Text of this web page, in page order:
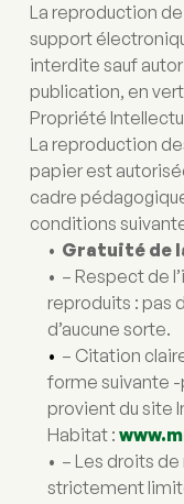
La reproduction
support
interdite sauf
publication, en
Propriété
La reproduction
papier est
cadre
conditions
Gratuité de
– Respect de
reproduits : pas
d’aucune sorte.
– Citation
forme suivante
provient du site
Habitat :
– Les droits
strictement